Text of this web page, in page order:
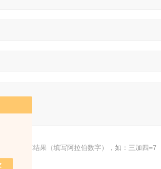
请输入计算结果（填写阿拉伯数字），如：三加四=7